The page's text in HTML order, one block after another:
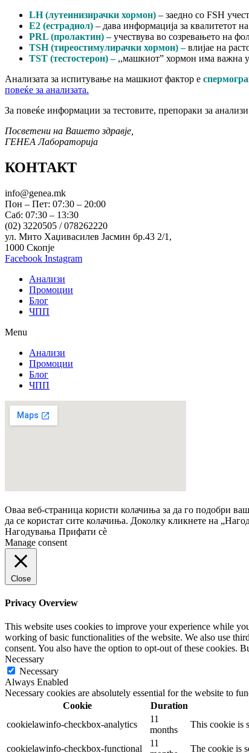
LH (лутеинизирачки хормон) – заедно со FSH
Е2 (естрадиол) – дава информација за квалитетот
PRL (пролактин) – учествува во созревањето на
TSH (тиреостимулирачки хормон)– влијае на
ТST (тестостерон) – ,,машкиот” хормон има важна
Анализата за испитување на машкиот фактор е
повеќе за анализата.
За повеќе информации за тестовите, препораки за
Посветени на Вашето здравје,
ГЕНЕА Лабораторија
КОНТАКТ
info@genea.mk
Пон – Пет: 07:30 – 20:00
Саб: 07:30 – 13:30
(02) 3220505 / 078262220
ул. Мито Хаџивасилев Јасмин бр.43 2/1,
1000 Скопје
Facebook Instagram
Анализи
Промоции
Блог
ЧПП
Menu
Анализи
Промоции
Блог
ЧПП
Оваа веб-страница користи колачиња за да го подобри
да се користат сите колачиња. Доколку кликнете на
Нагодувања Прифати сè
Manage consent
Close
Privacy Overview
This website uses cookies to improve your experience while
working of basic functionalities of the website. We also use
consent. You also have the option to opt-out of these cookies.
Necessary
Necessary
Always Enabled
Necessary cookies are absolutely essential for the website to
Cookie
Duration
cookielawinfo-checkbox-analytics
11
months
This cookie is
cookielawinfo-checkbox-functional
11
The cookie is